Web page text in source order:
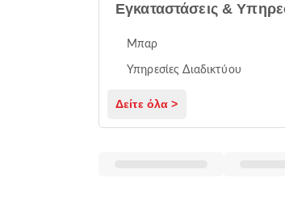
Εγκαταστάσεις &
Μπαρ
Υπηρεσίες Διαδικτύου
Δείτε όλα >